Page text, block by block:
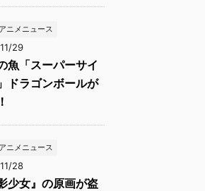
ニメニュース
29
魚「スーパーサイ
ドラゴンボールが
ニメニュース
28
少女』の原画が盗